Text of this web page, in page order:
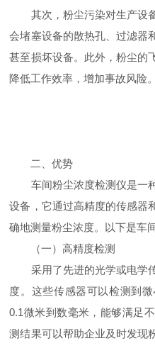
其次，粉尘污染对生产设
会堵塞设备的散热孔、过滤器
甚至损坏设备。此外，粉尘的
降低工作效率，增加事故风险。
二、优势
车间粉尘浓度检测仪是一
设备，它通过高精度的传感器
确地测量粉尘浓度。以下是车
（一）高精度检测
采用了先进的光学或电学
度。这些传感器可以检测到
0.1微米到数毫米，能够满足
测结果可以帮助企业及时发现